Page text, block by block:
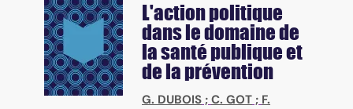
L'action politique
dans le domaine de
la santé publique et
de la prévention
G. DUBOIS ; C. GOT ; F.